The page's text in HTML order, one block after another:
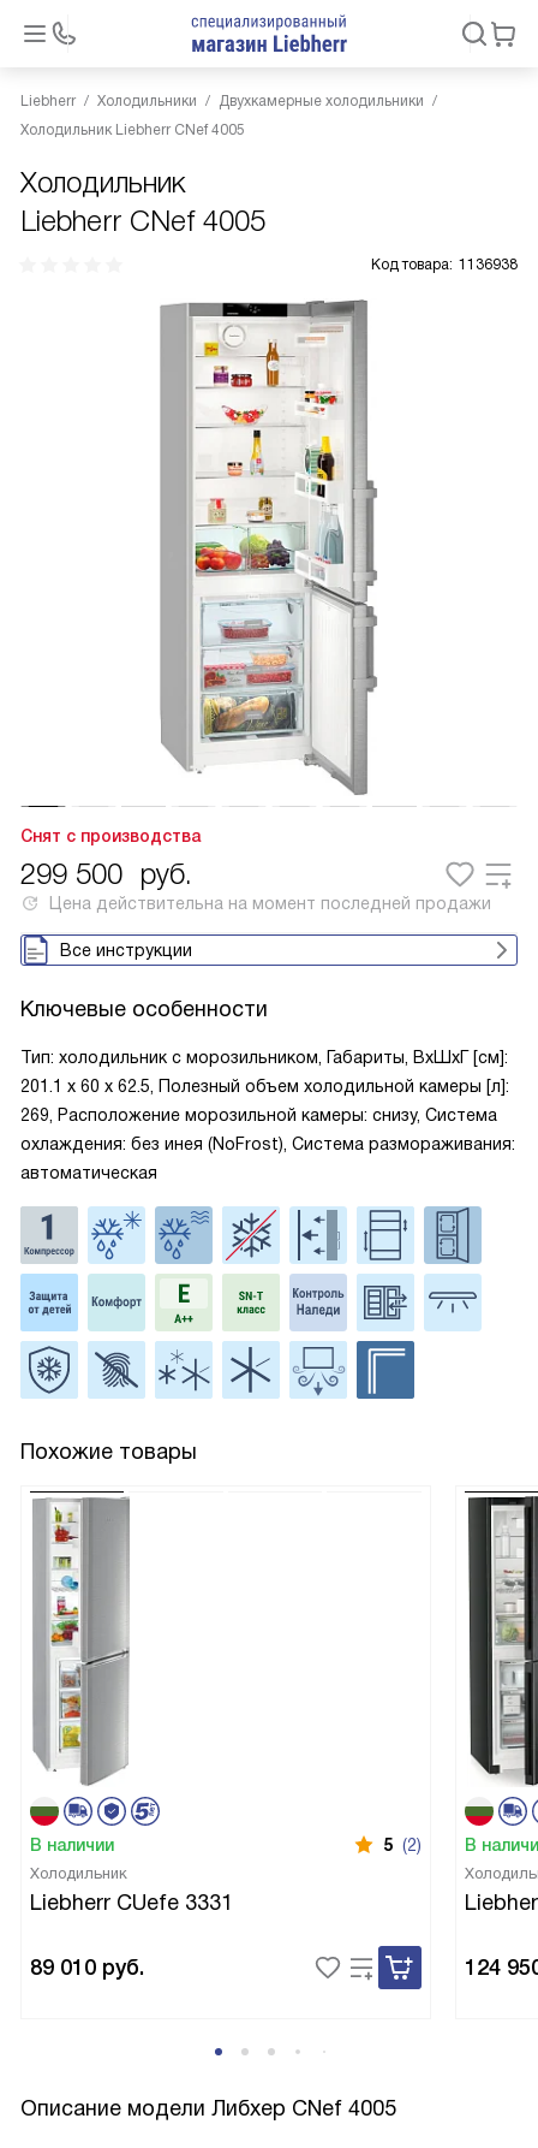
Liebherr Холодильники
Двухкамерные холодильники
Холодильник Liebherr CNef 4005
Холодильник
Liebherr CNef 4005
Код товара: 1136938
Снят с производства
299 500 руб.
Цена действительна на момент последней продажи
Все инструкции
Ключевые особенности
Тип: холодильник с морозильником, Габариты, ВxШxГ [см]:
201.1 х 60 х 62.5, Полезный объем холодильной камеры [л]:
269, Расположение морозильной камеры: снизу, Система
охлаждения: без инея (NoFrost), Система размораживания:
автоматическая
Похожие товары
В наличии 5 (2)
Холодильник
Liebherr CUefe 3331
89 010 руб.
В
124
Описание модели Либхер CNef 4005